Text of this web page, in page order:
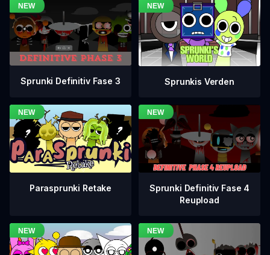
Sprunki Definitiv Fase 3 Sprunkis Verden
Parasprunki Retake
Sprunki Definitiv Fase 4
Reupload